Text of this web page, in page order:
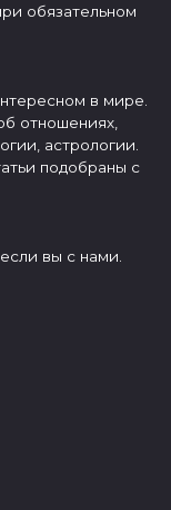
обязательном
в мире.
отношениях,
астрологии.
подобраны с
вы с нами.